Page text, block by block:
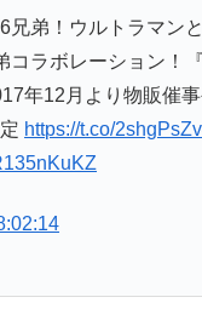
兄弟！ウルトラマン
コラボレーション！
年12月より物販催
https://t.co/